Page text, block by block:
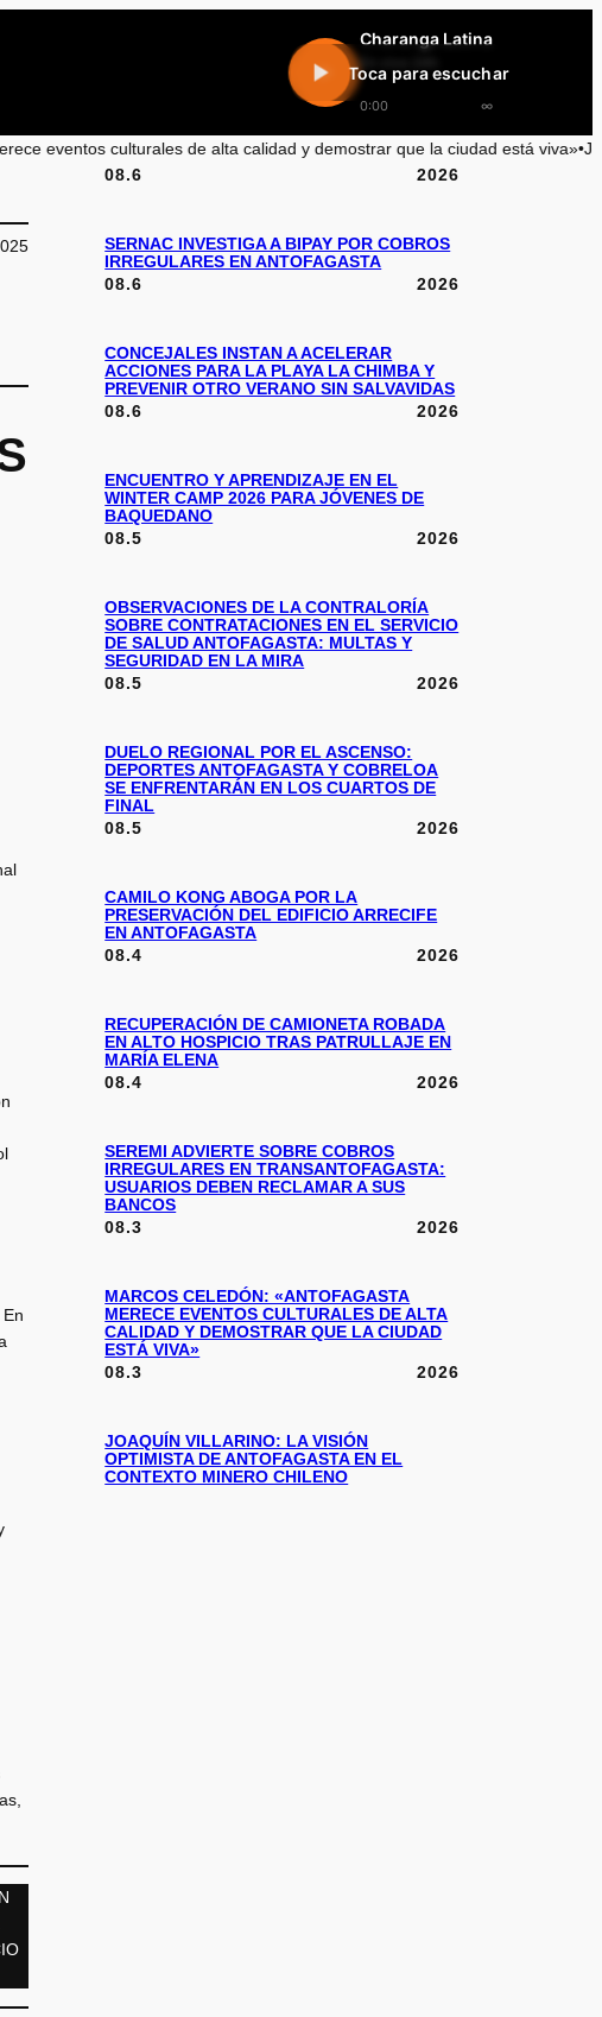
Charanga Latina
En vivo 24h
0:00 ∞
Toca para escuchar
de alta calidad y demostrar que la ciudad está viva»• Joaquín Villarino:
08.6 2026
SERNAC INVESTIGA A BIPAY POR COBROS
IRREGULARES EN ANTOFAGASTA
08.6
2026
CONCEJALES INSTAN A ACELERAR
ACCIONES PARA LA PLAYA LA CHIMBA Y
PREVENIR OTRO VERANO SIN SALVAVIDAS
08.6
2026
ENCUENTRO Y APRENDIZAJE EN EL
WINTER CAMP 2026 PARA JÓVENES DE
BAQUEDANO
08.5
2026
OBSERVACIONES DE LA CONTRALORÍA
SOBRE CONTRATACIONES EN EL SERVICIO
DE SALUD ANTOFAGASTA: MULTAS Y
SEGURIDAD EN LA MIRA
08.5
2026
DUELO REGIONAL POR EL ASCENSO:
DEPORTES ANTOFAGASTA Y COBRELOA
SE ENFRENTARÁN EN LOS CUARTOS DE
FINAL
08.5
2026
CAMILO KONG ABOGA POR LA
PRESERVACIÓN DEL EDIFICIO ARRECIFE
EN ANTOFAGASTA
08.4
2026
RECUPERACIÓN DE CAMIONETA ROBADA
EN ALTO HOSPICIO TRAS PATRULLAJE EN
MARÍA ELENA
08.4
2026
SEREMI ADVIERTE SOBRE COBROS
IRREGULARES EN TRANSANTOFAGASTA:
USUARIOS DEBEN RECLAMAR A SUS
BANCOS
08.3
2026
MARCOS CELEDÓN: «ANTOFAGASTA
MERECE EVENTOS CULTURALES DE ALTA
CALIDAD Y DEMOSTRAR QUE LA CIUDAD
ESTÁ VIVA»
08.3
2026
JOAQUÍN VILLARINO: LA VISIÓN
OPTIMISTA DE ANTOFAGASTA EN EL
CONTEXTO MINERO CHILENO